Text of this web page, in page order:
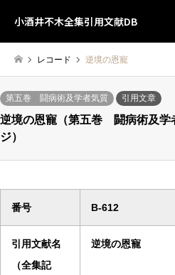
小酒井不木全集引用文献DB
レコード 逆境の恩寵
第五巻 闘病術及学者気質 引用文章
逆境の恩寵（第五巻 闘病術及学
ジ）
番号 B-612
引用文献名
（全集記
逆境の恩寵